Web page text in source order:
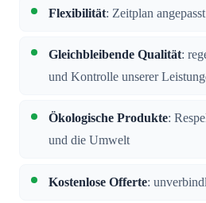
Flexibilität: Zeitplan
Gleichbleibende Qualität:
und Kontrolle unserer
Ökologische Produkte:
und die Umwelt
Kostenlose Offerte: